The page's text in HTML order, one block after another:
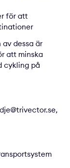
för att
dessa är
att minska
cykling på
,